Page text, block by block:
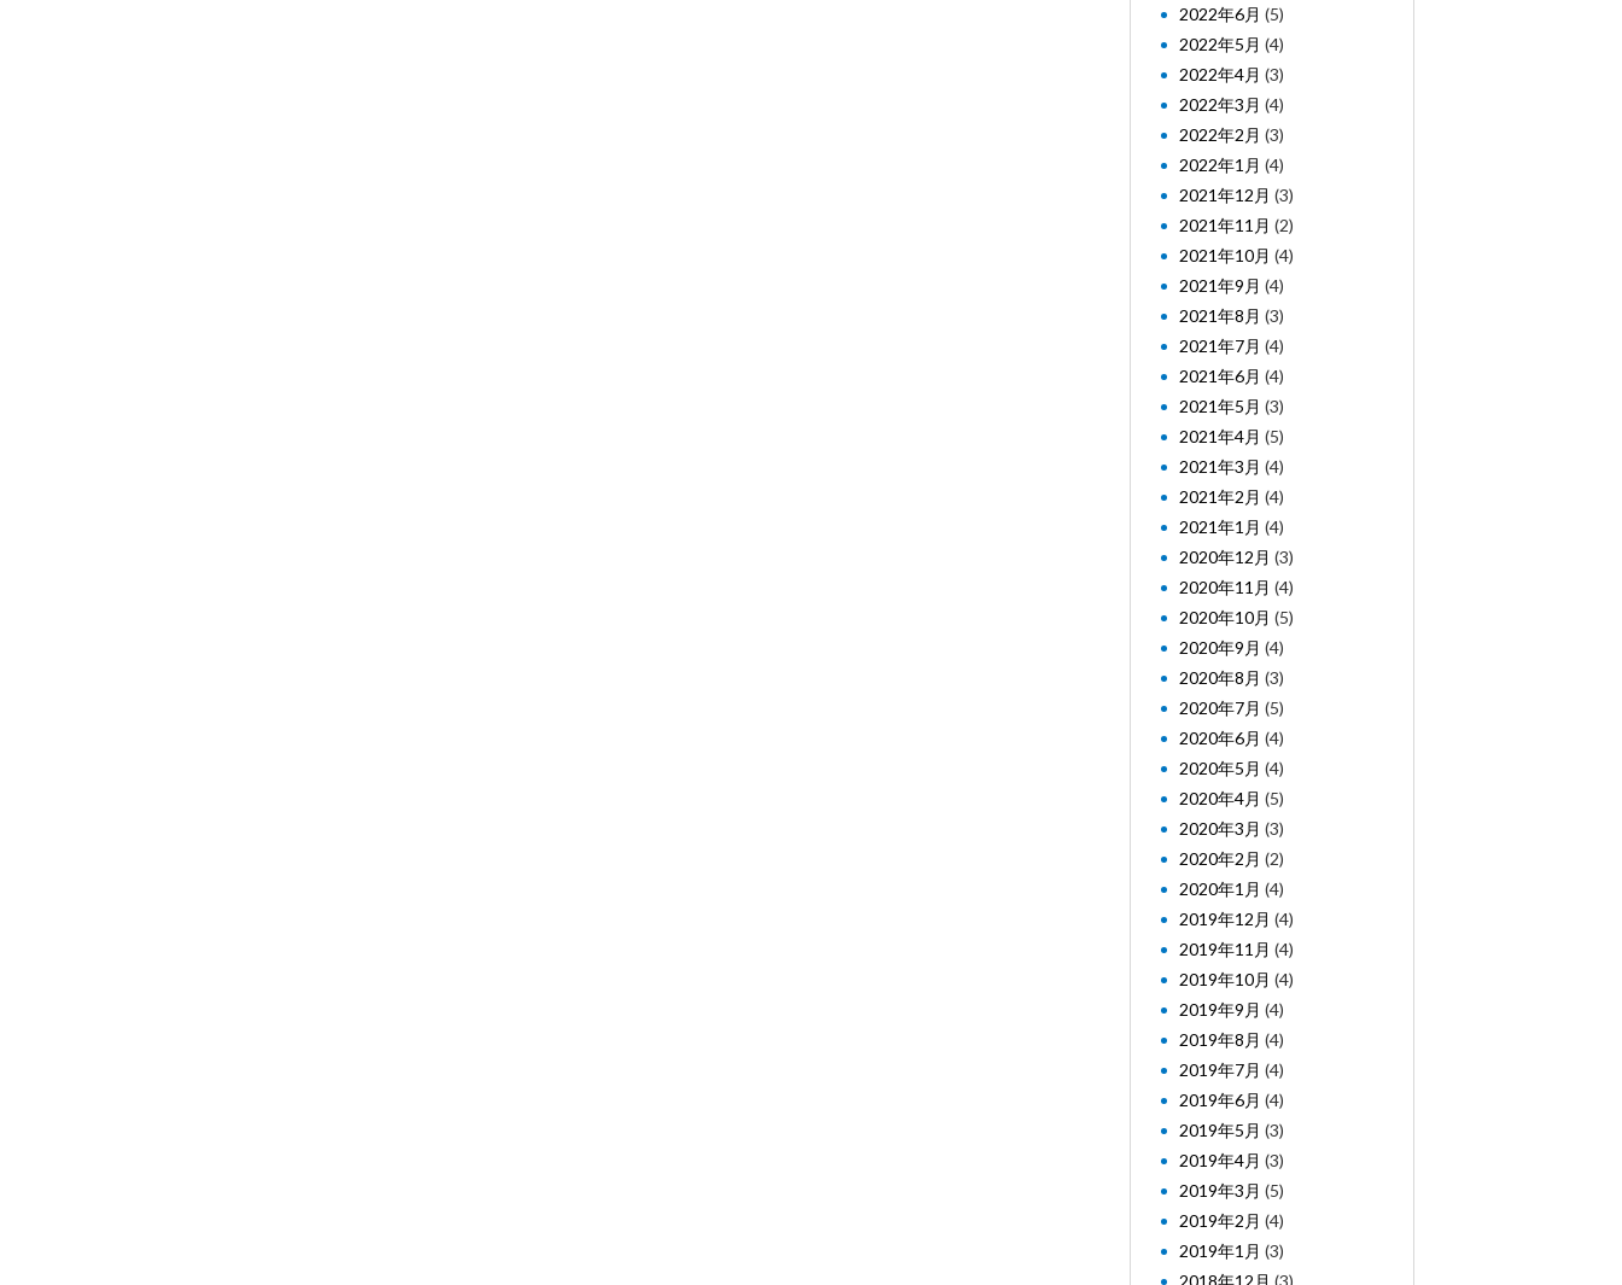
2022年6月 (5)
2022年5月 (4)
2022年4月 (3)
2022年3月 (4)
2022年2月 (3)
2022年1月 (4)
2021年12月 (3)
2021年11月 (2)
2021年10月 (4)
2021年9月 (4)
2021年8月 (3)
2021年7月 (4)
2021年6月 (4)
2021年5月 (3)
2021年4月 (5)
2021年3月 (4)
2021年2月 (4)
2021年1月 (4)
2020年12月 (3)
2020年11月 (4)
2020年10月 (5)
2020年9月 (4)
2020年8月 (3)
2020年7月 (5)
2020年6月 (4)
2020年5月 (4)
2020年4月 (5)
2020年3月 (3)
2020年2月 (2)
2020年1月 (4)
2019年12月 (4)
2019年11月 (4)
2019年10月 (4)
2019年9月 (4)
2019年8月 (4)
2019年7月 (4)
2019年6月 (4)
2019年5月 (3)
2019年4月 (3)
2019年3月 (5)
2019年2月 (4)
2019年1月 (3)
2018年12月 (3)